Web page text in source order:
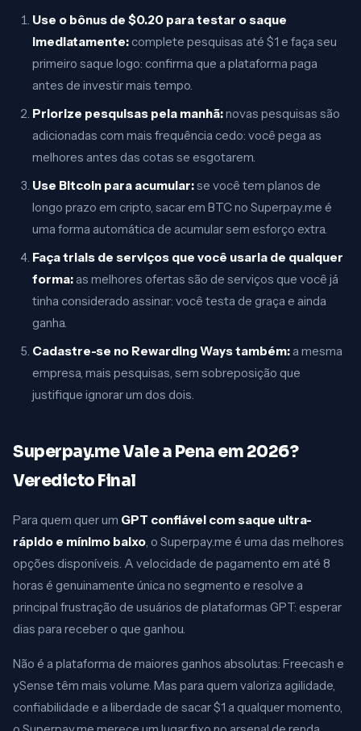
Use o bônus de $0.20 para testar o saque
imediatamente: complete pesquisas até $1 e faça seu
primeiro saque logo: confirma que a plataforma paga
antes de investir mais tempo.
Priorize pesquisas pela manhã:novas pesquisas são
adicionadas com mais frequência cedo: você pega as
melhores antes das cotas se esgotarem.
Use Bitcoin para acumular:se você tem planos de
longo prazo em cripto, sacar em BTC no Superpay.me é
uma forma automática de acumular sem esforço extra.
Faça trials de serviços que você usaria de qualquer
forma: as melhores ofertas são de serviços que você já
tinha considerado assinar: você testa de graça e ainda
ganha.
Cadastre-se no Rewarding Ways também: a mesma
empresa, mais pesquisas, sem sobreposição que
justifique ignorar um dos dois.
Superpay.me Vale a Pena em 2026?
Veredicto Final
Para quem quer um GPT confiável com saque ultra-
rápido e mínimo baixo, o Superpay.me é uma das melhores
opções disponíveis. A velocidade de pagamento em até 8
horas é genuinamente única no segmento e resolve a
principal frustração de usuários de plataformas GPT: esperar
dias para receber o que ganhou.
Não é a plataforma de maiores ganhos absolutas: Freecash e
ySense têm mais volume. Mas para quem valoriza agilidade,
confiabilidade e a liberdade de sacar $1 a qualquer momento,